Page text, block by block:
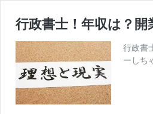
行政書士！年収は？
行政書
ーしち